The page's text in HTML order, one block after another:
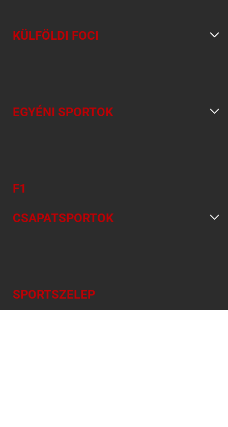
KÜLFÖLDI FOCI
EGYÉNI SPORTOK
F1
CSAPATSPORTOK
SPORTSZELEP